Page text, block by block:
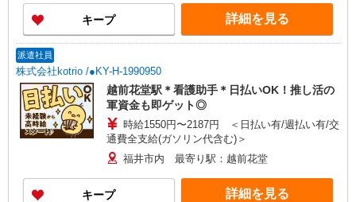
す。 ◎月給は経験により異なります。 ◎残業時は
別途時間外手当支給（超過1分〜） ◎賞与 基本
給2.08ヶ月分/年支給
キープ 詳細を見る
派遣社員
株式会社kotrio /●KY-H-1990950
越前花堂駅＊看護助手＊日払いOK！推し活の
軍資金も即ゲット◎
時給1550円〜2187円 ＜日払い有/週払い有/交
通費全支給(ガソリン代含む)＞
福井市内 最寄り駅：越前花堂
キープ 詳細を見る